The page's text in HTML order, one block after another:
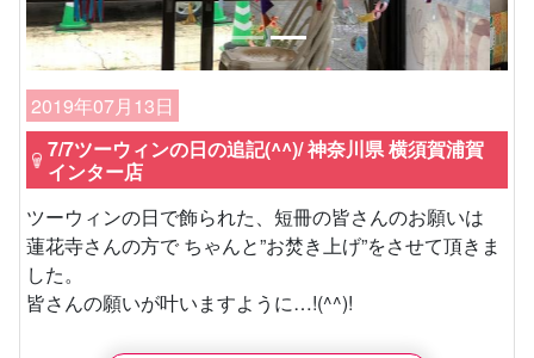
2019年07月13日
7/7ツーウィンの日の追記(^^)/ 神奈川県 横須賀浦賀
インター店
ツーウィンの日で飾られた、短冊の皆さんのお願いは
蓮花寺さんの方で ちゃんと”お焚き上げ”をさせて頂きま
した。
皆さんの願いが叶いますように…!(^^)!